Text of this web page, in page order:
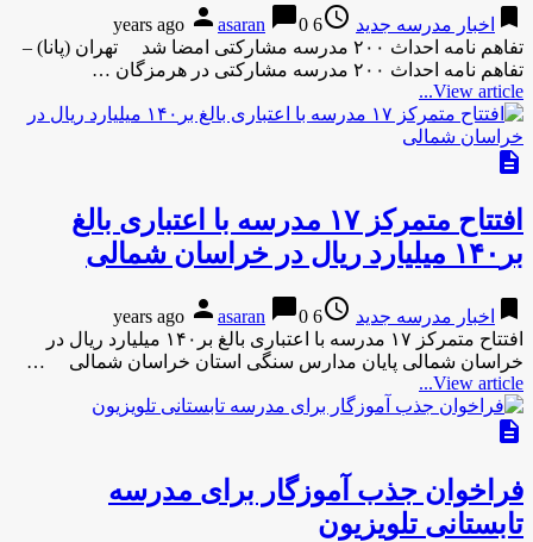
bookmark اخبار مدرسه جدید access_time
6 years ago
person asaran chat_bubble0
تفاهم نامه احداث ۲۰۰ مدرسه مشارکتی امضا شد تهران (پانا) –
تفاهم نامه احداث ۲۰۰ مدرسه مشارکتی در هرمزگان …
View article...
description
افتتاح متمرکز ۱۷ مدرسه با اعتباری بالغ
بر۱۴۰ میلیارد ریال در خراسان شمالی
bookmark اخبار مدرسه جدید access_time
6 years ago
person asaran chat_bubble0
افتتاح متمرکز ۱۷ مدرسه با اعتباری بالغ بر۱۴۰ میلیارد ریال در
خراسان شمالی پایان مدارس سنگی استان خراسان شمالی …
View article...
description
فراخوان جذب آموزگار برای مدرسه
تابستانی تلویزیون